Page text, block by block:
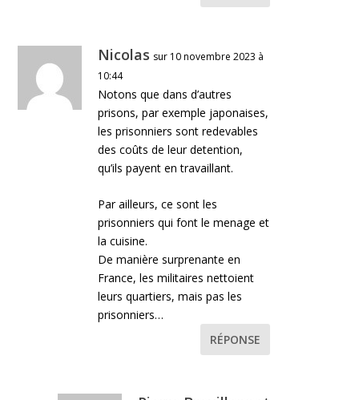
Nicolas sur 10 novembre 2023 à
10:44
Notons que dans d’autres
prisons, par exemple japonaises,
les prisonniers sont redevables
des coûts de leur detention,
qu’ils payent en travaillant.
Par ailleurs, ce sont les
prisonniers qui font le menage et
la cuisine.
De manière surprenante en
France, les militaires nettoient
leurs quartiers, mais pas les
prisonniers…
RÉPONSE